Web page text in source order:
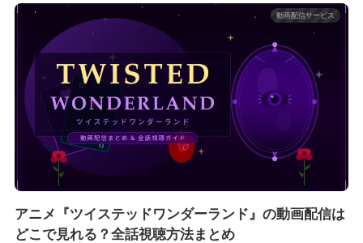
動画配信サービス
アニメ『ツイステッドワンダーランド』の動画配信は
どこで見れる？全話視聴方法まとめ